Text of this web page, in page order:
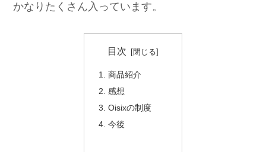
かなりたくさん入っています。
目次
商品紹介
感想
Oisixの制度
今後